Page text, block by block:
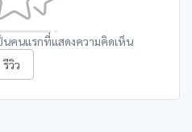
นคนแรกที่แสดงความคิดเห็น
รีวิว